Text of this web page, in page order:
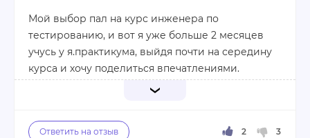
Мой выбор пал на курс инженера по
тестированию, и вот я уже больше 2 месяцев
учусь у я.практикума, выйдя почти на середину
курса и хочу поделиться впечатлениями.
более сложному материалу. На начальных